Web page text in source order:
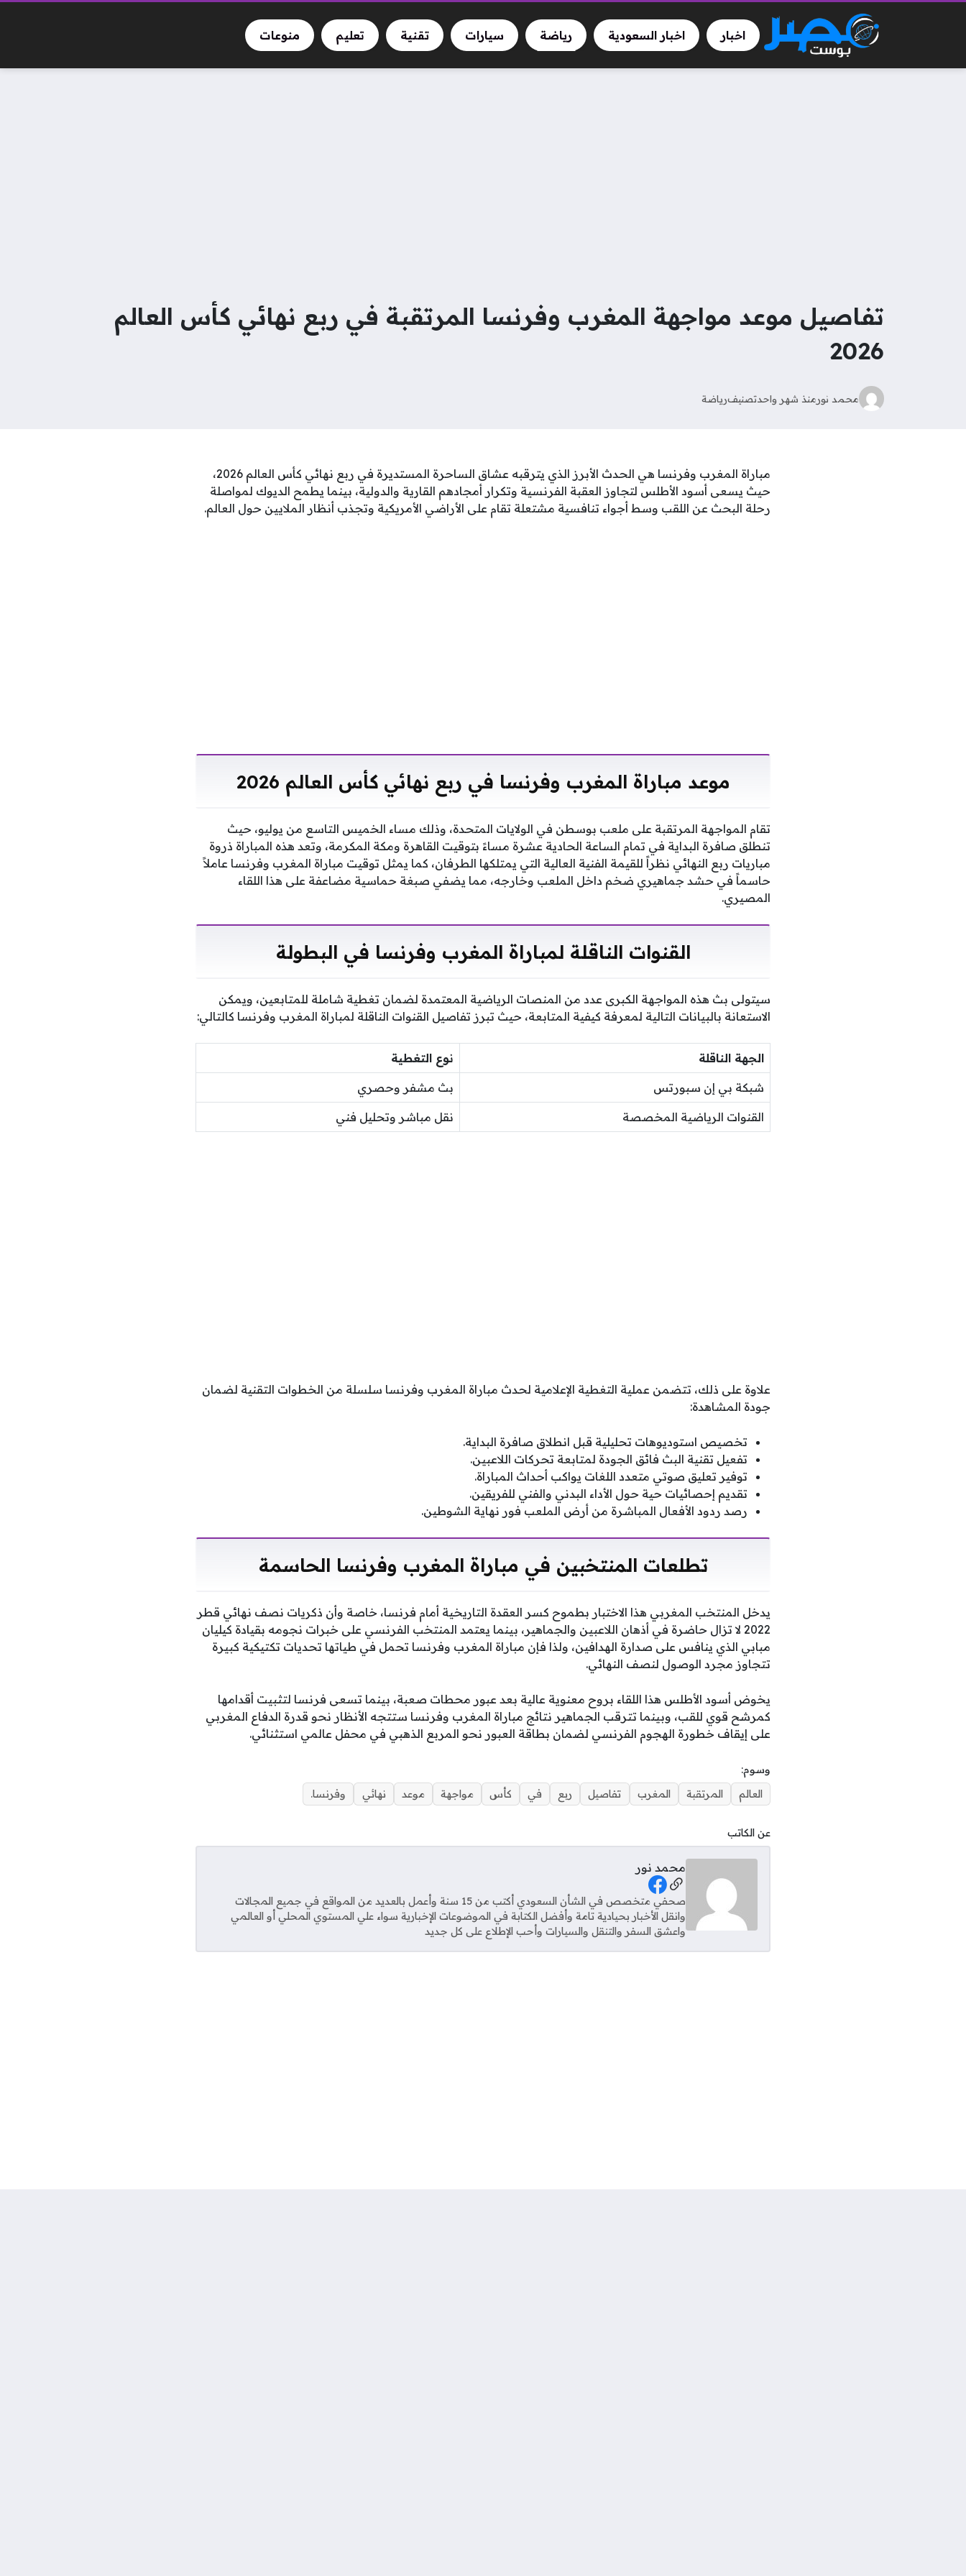
اخبار اخبار السعودية رياضة سيارات تقنية تعليم منوعات
تفاصيل موعد مواجهة المغرب وفرنسا المرتقبة في ربع نهائي كأس العالم
2026
محمد نورمنذ شهر واحدتصنيفرياضة
مباراة المغرب وفرنسا هي الحدث الأبرز الذي يترقبه عشاق الساحرة المستديرة في ربع نهائي كأس العالم 2026،
حيث يسعى أسود الأطلس لتجاوز العقبة الفرنسية وتكرار أمجادهم القارية والدولية، بينما يطمح الديوك لمواصلة
رحلة البحث عن اللقب وسط أجواء تنافسية مشتعلة تقام على الأراضي الأمريكية وتجذب أنظار الملايين حول العالم.
موعد مباراة المغرب وفرنسا في ربع نهائي كأس العالم 2026
تقام المواجهة المرتقبة على ملعب بوسطن في الولايات المتحدة، وذلك مساء الخميس التاسع من يوليو، حيث
تنطلق صافرة البداية في تمام الساعة الحادية عشرة مساءً بتوقيت القاهرة ومكة المكرمة، وتعد هذه المباراة ذروة
مباريات ربع النهائي نظراً للقيمة الفنية العالية التي يمتلكها الطرفان، كما يمثل توقيت مباراة المغرب وفرنسا عاملاً
حاسماً في حشد جماهيري ضخم داخل الملعب وخارجه، مما يضفي صبغة حماسية مضاعفة على هذا اللقاء
المصيري.
القنوات الناقلة لمباراة المغرب وفرنسا في البطولة
سيتولى بث هذه المواجهة الكبرى عدد من المنصات الرياضية المعتمدة لضمان تغطية شاملة للمتابعين، ويمكن
الاستعانة بالبيانات التالية لمعرفة كيفية المتابعة، حيث تبرز تفاصيل القنوات الناقلة لمباراة المغرب وفرنسا كالتالي:
الجهة الناقلة نوع التغطية
شبكة بي إن سبورتس بث مشفر وحصري
القنوات الرياضية المخصصة نقل مباشر وتحليل فني
علاوة على ذلك، تتضمن عملية التغطية الإعلامية لحدث مباراة المغرب وفرنسا سلسلة من الخطوات التقنية لضمان
جودة المشاهدة:
تخصيص استوديوهات تحليلية قبل انطلاق صافرة البداية.
تفعيل تقنية البث فائق الجودة لمتابعة تحركات اللاعبين.
توفير تعليق صوتي متعدد اللغات يواكب أحداث المباراة.
تقديم إحصائيات حية حول الأداء البدني والفني للفريقين.
رصد ردود الأفعال المباشرة من أرض الملعب فور نهاية الشوطين.
تطلعات المنتخبين في مباراة المغرب وفرنسا الحاسمة
يدخل المنتخب المغربي هذا الاختبار بطموح كسر العقدة التاريخية أمام فرنسا، خاصة وأن ذكريات نصف نهائي قطر
2022 لا تزال حاضرة في أذهان اللاعبين والجماهير، بينما يعتمد المنتخب الفرنسي على خبرات نجومه بقيادة كيليان
مبابي الذي ينافس على صدارة الهدافين، ولذا فإن مباراة المغرب وفرنسا تحمل في طياتها تحديات تكتيكية كبيرة
تتجاوز مجرد الوصول لنصف النهائي.
يخوض أسود الأطلس هذا اللقاء بروح معنوية عالية بعد عبور محطات صعبة، بينما تسعى فرنسا لتثبيت أقدامها
كمرشح قوي للقب، وبينما تترقب الجماهير نتائج مباراة المغرب وفرنسا ستتجه الأنظار نحو قدرة الدفاع المغربي
على إيقاف خطورة الهجوم الفرنسي لضمان بطاقة العبور نحو المربع الذهبي في محفل عالمي استثنائي.
وسوم:
العالم
المرتقبة المغرب تفاصيل ربع في كأس مواجهة موعد نهائي وفرنسا.
عن الكاتب
محمد نور
Social Links
صحفي متخصص في الشأن السعودي أكتب من 15 سنة وأعمل بالعديد من المواقع في جميع المجالات
وانقل الأخبار بحيادية تامة وأفضل الكتابة في الموضوعات الإخبارية سواء علي المستوي المحلي أو العالمي
واعشق السفر والتنقل والسيارات وأحب الإطلاع على كل جديد